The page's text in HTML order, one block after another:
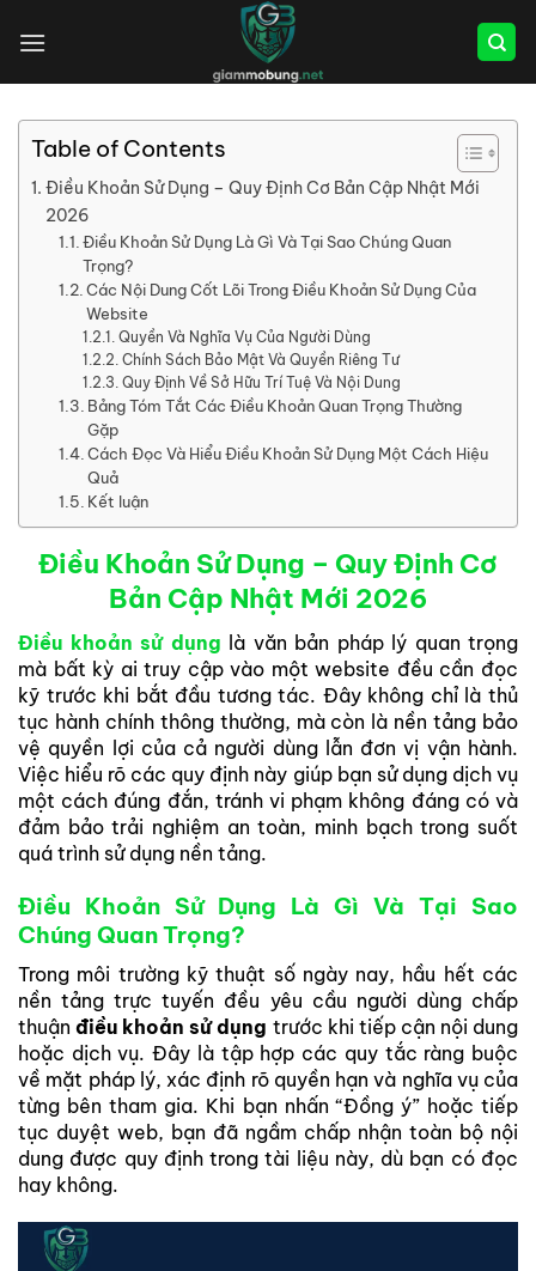
qua
Table of Contents
Điều Khoản Sử Dụng – Quy Định Cơ Bản Cập Nhật Mới
2026
Điều Khoản Sử Dụng Là Gì Và Tại Sao Chúng Quan
Trọng?
Các Nội Dung Cốt Lõi Trong Điều Khoản Sử Dụng Của
Website
Quyền Và Nghĩa Vụ Của Người Dùng
Chính Sách Bảo Mật Và Quyền Riêng Tư
Quy Định Về Sở Hữu Trí Tuệ Và Nội Dung
Bảng Tóm Tắt Các Điều Khoản Quan Trọng Thường
Gặp
Cách Đọc Và Hiểu Điều Khoản Sử Dụng Một Cách Hiệu
Quả
Kết luận
Điều Khoản Sử Dụng – Quy Định Cơ
Bản Cập Nhật Mới 2026
Điều khoản sử dụng là văn bản pháp lý quan trọng
mà bất kỳ ai truy cập vào một website đều cần đọc
kỹ trước khi bắt đầu tương tác. Đây không chỉ là thủ
tục hành chính thông thường, mà còn là nền tảng bảo
vệ quyền lợi của cả người dùng lẫn đơn vị vận hành.
Việc hiểu rõ các quy định này giúp bạn sử dụng dịch vụ
một cách đúng đắn, tránh vi phạm không đáng có và
đảm bảo trải nghiệm an toàn, minh bạch trong suốt
quá trình sử dụng nền tảng.
Điều Khoản Sử Dụng Là Gì Và Tại Sao
Chúng Quan Trọng?
Trong môi trường kỹ thuật số ngày nay, hầu hết các
nền tảng trực tuyến đều yêu cầu người dùng chấp
thuậnđiều khoản sử dụng trước khi tiếp cận nội dung
hoặc dịch vụ. Đây là tập hợp các quy tắc ràng buộc
về mặt pháp lý, xác định rõ quyền hạn và nghĩa vụ của
từng bên tham gia. Khi bạn nhấn “Đồng ý” hoặc tiếp
tục duyệt web, bạn đã ngầm chấp nhận toàn bộ nội
dung được quy định trong tài liệu này, dù bạn có đọc
hay không.